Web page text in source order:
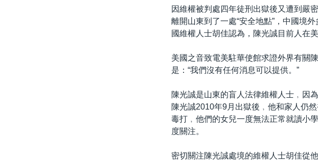
因維權被判處四年徒刑出獄後又遭到嚴
離開山東到了一處“安全地點”，中國境
國維權人士胡佳認為，陳光誠目前人在
美國之音致電美駐華使館求證外界有關
是：“我們沒有任何消息可以提供。”
陳光誠是山東的盲人法律維權人士﹐因
陳光誠2010年9月出獄後﹐他和家人仍
毒打﹐他們的女兒一度無法正常就讀小
度關注。
密切關注陳光誠處境的維權人士胡佳從